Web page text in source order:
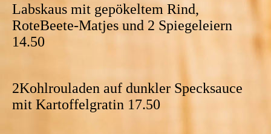
Labskaus mit gepökeltem Rind,
RoteBeete-Matjes und 2 Spiegeleiern
14.50
2Kohlrouladen auf dunkler Specksauce
mit Kartoffelgratin 17.50